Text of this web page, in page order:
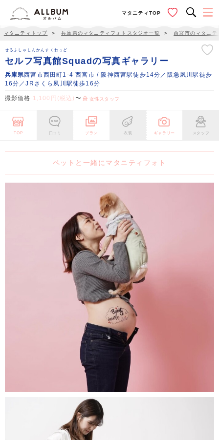
マタニティTOP
マタニティトップ ＞ 兵庫県のマタニティフォトスタジオ一覧 ＞ 西宮市のマタニ
せるふしゃしんかんすくわっど
セルフ写真館Squadの写真ギャラリー
兵庫県西宮市西田町1-4 西宮市 / 阪神西宮駅徒歩14分／阪急夙川駅徒歩
16分／JRさくら夙川駅徒歩16分
撮影価格 1,100円(税込) 〜 女性スタッフ
TOP 口コミ プラン 衣装 ギャラリー スタッフ
ペットと一緒にマタニティフォト